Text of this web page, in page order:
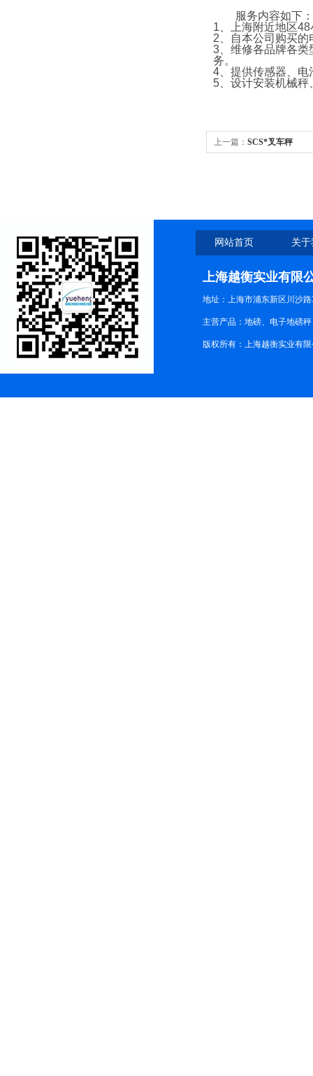
服务内容如下：
1 、上海附近地区48
2 、自本公司购买
3 、维修各品牌各
务。
4 、提供传感器、
5 、设计安装机械
上一篇： SCS*叉车秤
网站首页 关
上海越衡实业有限
地址：上海市浦东新区川沙路
主营产品：地磅、电子地磅
版权所有：上海越衡实业有